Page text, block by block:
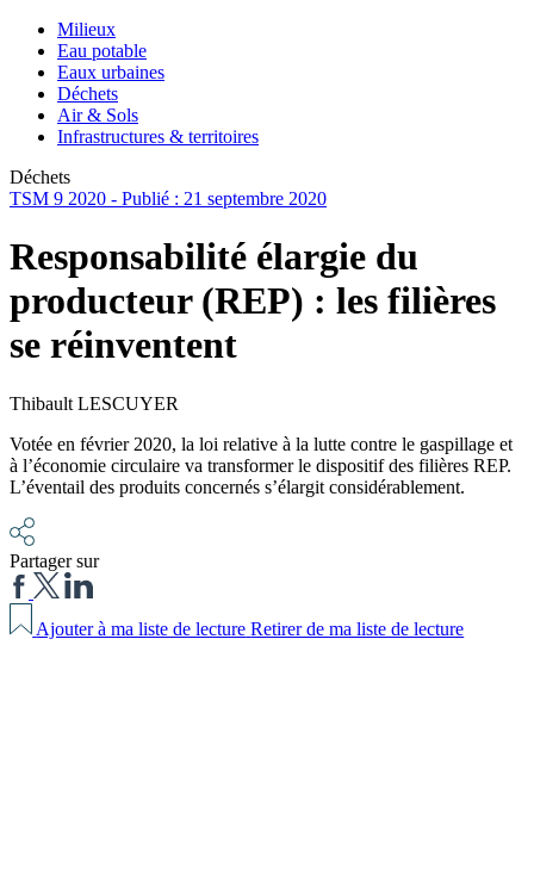
Milieux
Eau potable
Eaux urbaines
Déchets
Air & Sols
Infrastructures & territoires
Déchets
TSM 9 2020 - Publié : 21 septembre 2020
Responsabilité élargie du
producteur (REP) : les filières
se réinventent
Thibault LESCUYER
Votée en février 2020, la loi relative à la lutte contre le gaspillage et
à l’économie circulaire va transformer le dispositif des filières REP.
L’éventail des produits concernés s’élargit considérablement.
Partager sur
Ajouter à ma liste de lecture Retirer de ma liste de lecture